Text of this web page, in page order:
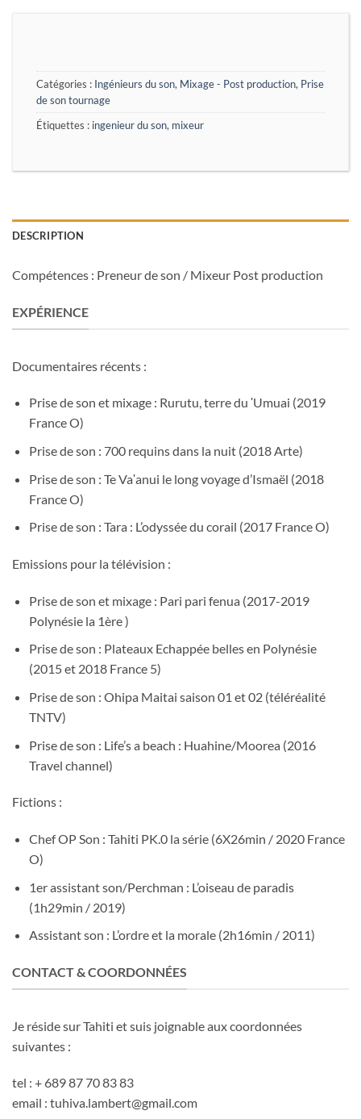
Catégories : Ingénieurs du son, Mixage - Post production, Prise
de son tournage
Étiquettes : ingenieur du son, mixeur
DESCRIPTION
Compétences : Preneur de son / Mixeur Post production
EXPÉRIENCE
Documentaires récents :
Prise de son et mixage : Rurutu, terre du ʹUmuai (2019
France O)
Prise de son : 700 requins dans la nuit (2018 Arte)
Prise de son : Te Vaʹanui le long voyage d’Ismaël (2018
France O)
Prise de son : Tara : L’odyssée du corail (2017 France O)
Emissions pour la télévision :
Prise de son et mixage : Pari pari fenua (2017-2019
Polynésie la 1ère )
Prise de son : Plateaux Echappée belles en Polynésie
(2015 et 2018 France 5)
Prise de son : Ohipa Maitai saison 01 et 02 (téléréalité
TNTV)
Prise de son : Life’s a beach : Huahine/Moorea (2016
Travel channel)
Fictions :
Chef OP Son : Tahiti PK.0 la série (6X26min / 2020 France
O)
1er assistant son/Perchman : L’oiseau de paradis
(1h29min / 2019)
Assistant son : L’ordre et la morale (2h16min / 2011)
CONTACT & COORDONNÉES
Je réside sur Tahiti et suis joignable aux coordonnées
suivantes :
tel : + 689 87 70 83 83
email : tuhiva.lambert@gmail.com